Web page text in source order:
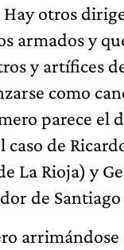
otros
armados y
y artífices
como
parece el
caso de
La Rioja) y
de
arrimándose